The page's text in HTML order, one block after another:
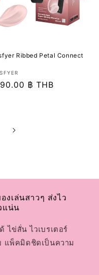
Ribbed Petal Connect
า
฿ THB
เล่นสาวๆ ส่งไว
แน่น
ไข่สั่น ไวเบรเตอร์
แพ็คมิดชิดเป็นความ